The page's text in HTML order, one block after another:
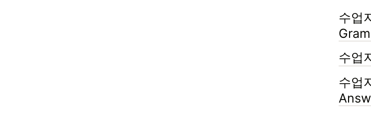
수업
수업
수업